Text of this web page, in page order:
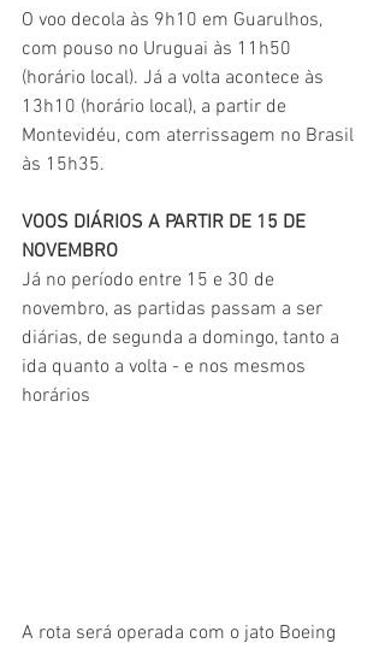
O voo decola às 9h10 em Guarulhos,
com pouso no Uruguai às 11h50
(horário local). Já a volta acontece às
13h10 (horário local), a partir de
Montevidéu, com aterrissagem no Brasil
às 15h35.
VOOS DIÁRIOS A PARTIR DE 15 DE
NOVEMBRO
Já no período entre 15 e 30 de
novembro, as partidas passam a ser
diárias, de segunda a domingo, tanto a
ida quanto a volta - e nos mesmos
horários
A rota será operada com o jato Boeing